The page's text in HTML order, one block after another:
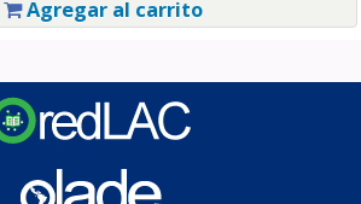
Agregar al carrito